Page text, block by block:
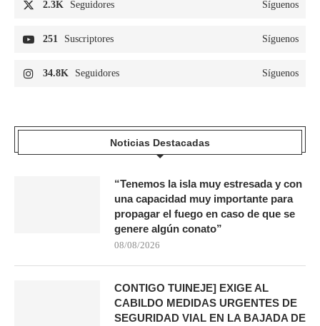
2.3K Seguidores Síguenos
251 Suscriptores Síguenos
34.8K Seguidores Síguenos
Noticias Destacadas
“Tenemos la isla muy estresada y con
una capacidad muy importante para
propagar el fuego en caso de que se
genere algún conato”
08/08/2026
CONTIGO TUINEJE] EXIGE AL
CABILDO MEDIDAS URGENTES DE
SEGURIDAD VIAL EN LA BAJADA DE